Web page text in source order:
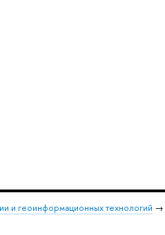
и геоинформационных технологий →